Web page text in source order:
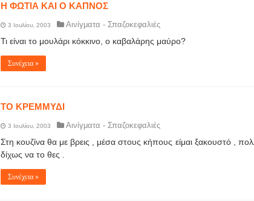
Η ΦΩΤΙΑ ΚΑΙ Ο ΚΑΠΝΟΣ
3 Ιουλίου, 2003 Αινίγματα - Σπαζοκεφαλιές
Τι είναι το μουλάρι κόκκινο, ο καβαλάρης μαύρο?
Συνέχεια »
ΤΟ ΚΡΕΜΜΥΔΙ
3 Ιουλίου, 2003 Αινίγματα - Σπαζοκεφαλιές
Στη κουζίνα θα με βρεις , μέσα στους κήπους είμαι ξακουστό ,
δίχως να το θες .
Συνέχεια »